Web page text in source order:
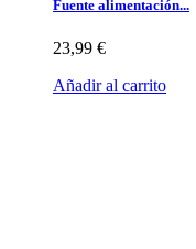
Fuente alimentación...
23,99 €
Añadir al carrito